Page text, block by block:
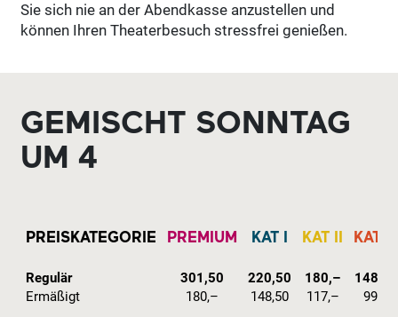
Sie sich nie an der Abendkasse anzustellen und
können Ihren Theaterbesuch stressfrei genießen.
GEMISCHT SONNTAG
UM 4
PREISKATEGORIE PREMIUM KAT I KAT II KAT
Regulär 301,50 220,50 180,–
148,50
Ermäßigt
180,– 148,50 117,– 99,–